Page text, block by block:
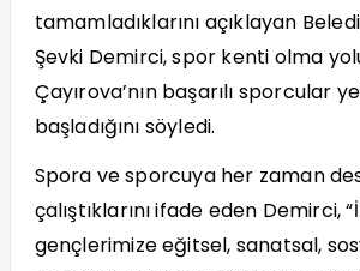
tamamladıklarını açıklayan
Şevki Demirci, spor kenti olma
Çayırova’nın başarılı sporcular
başladığını söyledi.
Spora ve sporcuya her zaman
çalıştıklarını ifade eden Demirci,
gençlerimize eğitsel, sanatsal,